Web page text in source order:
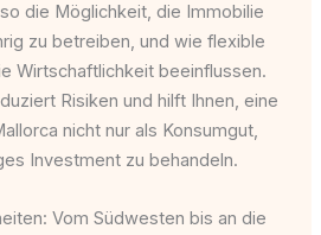
die Möglichkeit, die Immobilie
zu betreiben, und wie flexible
Wirtschaftlichkeit beeinflussen.
Risiken und hilft Ihnen, eine
nicht nur als Konsumgut,
Investment zu behandeln.
Vom Südwesten bis an die